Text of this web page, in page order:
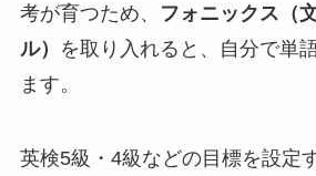
考が育つため、
フォニックス（
ル）
を取り入れると、自分で単
ます。
英検5級・4級などの目標を設定